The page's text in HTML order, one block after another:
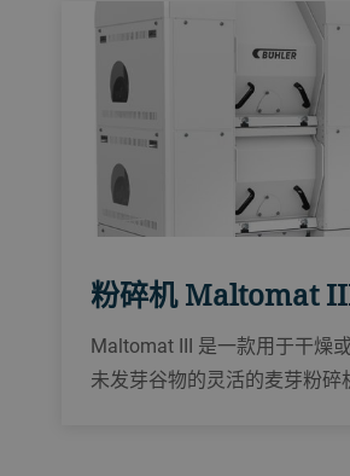
粉碎机 Maltomat
Maltomat III 是一款用于干燥
未发芽谷物的灵活的麦芽粉碎